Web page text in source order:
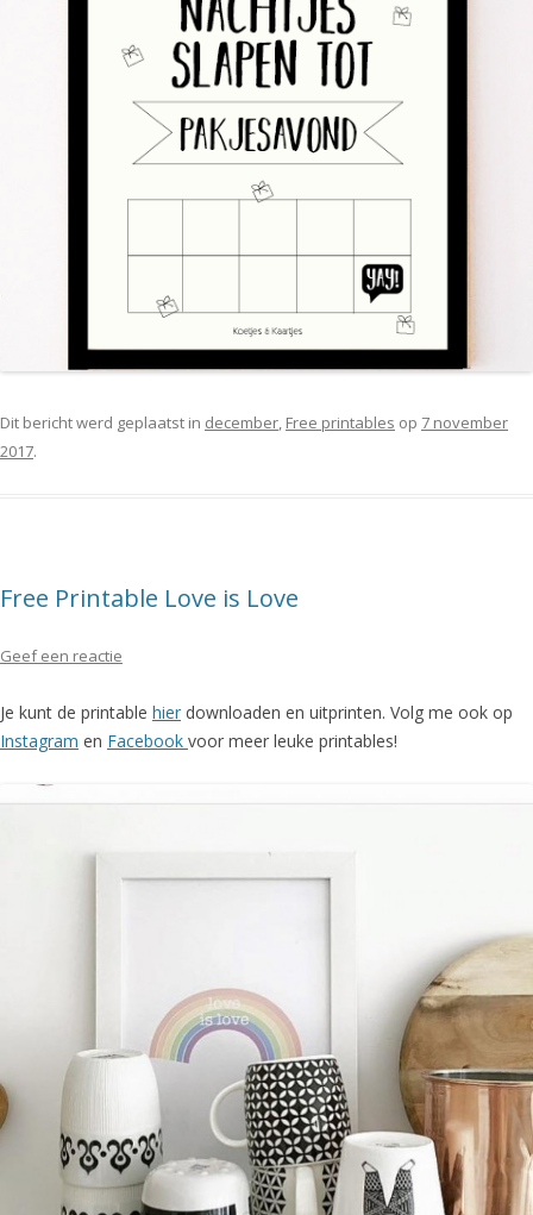
Dit bericht werd geplaatst in december Free printables op 7 november
2017.
Free Printable Love is Love
Geef een reactie
Je kunt de printable hier downloaden en uitprinten. Volg me ook op
Instagram en Facebook voor meer leuke printables!